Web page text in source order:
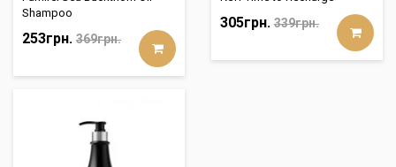
Shampoo
253грн. 369грн.
305грн. 339грн.